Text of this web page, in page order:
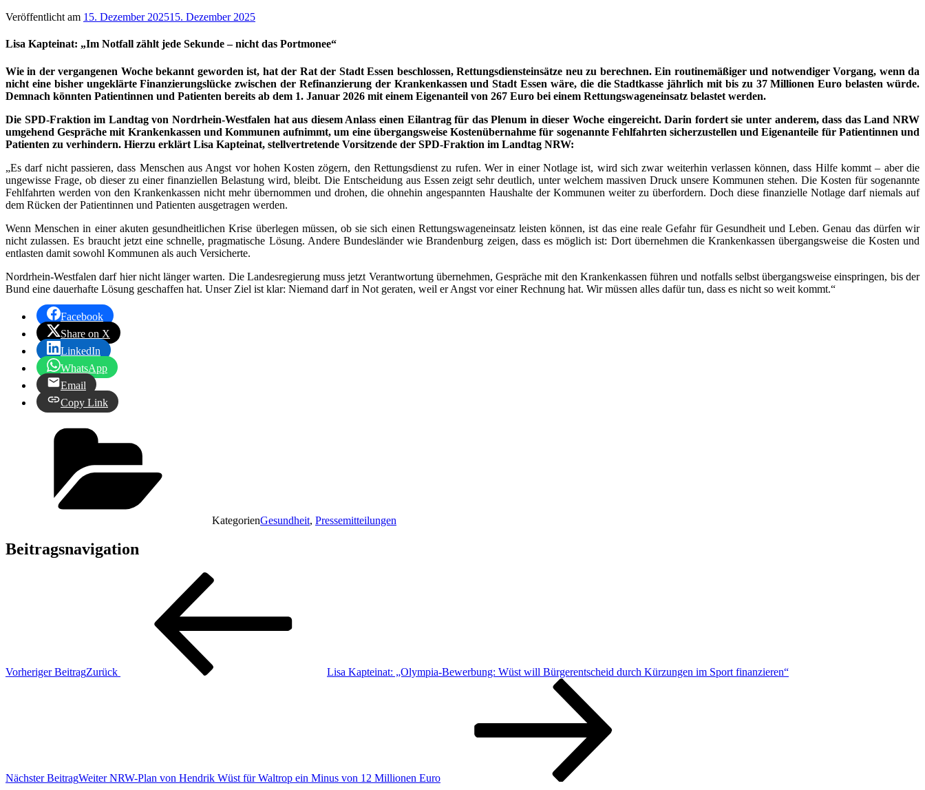
Veröffentlicht am 15. Dezember 202515. Dezember 2025
Lisa Kapteinat: „Im Notfall zählt jede Sekunde – nicht das Portmonee“
Wie in der vergangenen Woche bekannt geworden ist, hat der Rat der Stadt Essen beschlossen, Rettungsdiensteinsätze neu zu berechnen. Ein routinemäßiger und notwendiger Vorgang, wenn da
nicht eine bisher ungeklärte Finanzierungslücke zwischen der Refinanzierung der Krankenkassen und Stadt Essen wäre, die die Stadtkasse jährlich mit bis zu 37 Millionen Euro belasten würde.
Demnach könnten Patientinnen und Patienten bereits ab dem 1. Januar 2026 mit einem Eigenanteil von 267 Euro bei einem Rettungswageneinsatz belastet werden.
Die SPD-Fraktion im Landtag von Nordrhein-Westfalen hat aus diesem Anlass einen Eilantrag für das Plenum in dieser Woche eingereicht. Darin fordert sie unter anderem, dass das Land NRW
umgehend Gespräche mit Krankenkassen und Kommunen aufnimmt, um eine übergangsweise Kostenübernahme für sogenannte Fehlfahrten sicherzustellen und Eigenanteile für Patientinnen und
Patienten zu verhindern. Hierzu erklärt Lisa Kapteinat, stellvertretende Vorsitzende der SPD-Fraktion im Landtag NRW:
„Es darf nicht passieren, dass Menschen aus Angst vor hohen Kosten zögern, den Rettungsdienst zu rufen. Wer in einer Notlage ist, wird sich zwar weiterhin verlassen können, dass Hilfe kommt – aber die
ungewisse Frage, ob dieser zu einer finanziellen Belastung wird, bleibt. Die Entscheidung aus Essen zeigt sehr deutlich, unter welchem massiven Druck unsere Kommunen stehen. Die Kosten für sogenannte
Fehlfahrten werden von den Krankenkassen nicht mehr übernommen und drohen, die ohnehin angespannten Haushalte der Kommunen weiter zu überfordern. Doch diese finanzielle Notlage darf niemals auf
dem Rücken der Patientinnen und Patienten ausgetragen werden.
Wenn Menschen in einer akuten gesundheitlichen Krise überlegen müssen, ob sie sich einen Rettungswageneinsatz leisten können, ist das eine reale Gefahr für Gesundheit und Leben. Genau das dürfen wir
nicht zulassen. Es braucht jetzt eine schnelle, pragmatische Lösung. Andere Bundesländer wie Brandenburg zeigen, dass es möglich ist: Dort übernehmen die Krankenkassen übergangsweise die Kosten und
entlasten damit sowohl Kommunen als auch Versicherte.
Nordrhein-Westfalen darf hier nicht länger warten. Die Landesregierung muss jetzt Verantwortung übernehmen, Gespräche mit den Krankenkassen führen und notfalls selbst übergangsweise einspringen, bis der
Bund eine dauerhafte Lösung geschaffen hat. Unser Ziel ist klar: Niemand darf in Not geraten, weil er Angst vor einer Rechnung hat. Wir müssen alles dafür tun, dass es nicht so weit kommt.“
Facebook
Share on X
LinkedIn
WhatsApp
Email
Copy Link
KategorienGesundheit, Pressemitteilungen
Beitragsnavigation
Vorheriger BeitragZurück Lisa Kapteinat: „Olympia-Bewerbung: Wüst will Bürgerentscheid durch Kürzungen im Sport finanzieren“
Nächster BeitragWeiter NRW-Plan von Hendrik Wüst für Waltrop ein Minus von 12 Millionen Euro